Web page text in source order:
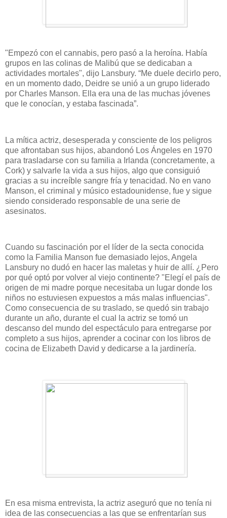
"Empezó con el cannabis, pero pasó a la heroína. Había
grupos en las colinas de Malibú que se dedicaban a
actividades mortales", dijo Lansbury. “Me duele decirlo pero,
en un momento dado, Deidre se unió a un grupo liderado
por Charles Manson. Ella era una de las muchas jóvenes
que le conocían, y estaba fascinada”.
La mítica actriz, desesperada y consciente de los peligros
que afrontaban sus hijos, abandonó Los Ángeles en 1970
para trasladarse con su familia a Irlanda (concretamente, a
Cork) y salvarle la vida a sus hijos, algo que consiguió
gracias a su increíble sangre fría y tenacidad. No en vano
Manson, el criminal y músico estadounidense, fue y sigue
siendo considerado responsable de una serie de
asesinatos.
Cuando su fascinación por el líder de la secta conocida
como la Familia Manson fue demasiado lejos, Angela
Lansbury no dudó en hacer las maletas y huir de allí. ¿Pero
por qué optó por volver al viejo continente? "Elegí el país de
origen de mi madre porque necesitaba un lugar donde los
niños no estuviesen expuestos a más malas influencias".
Como consecuencia de su traslado, se quedó sin trabajo
durante un año, durante el cual la actriz se tomó un
descanso del mundo del espectáculo para entregarse por
completo a sus hijos, aprender a cocinar con los libros de
cocina de Elizabeth David y dedicarse a la jardinería.
En esa misma entrevista, la actriz aseguró que no tenía ni
idea de las consecuencias a las que se enfrentarían sus